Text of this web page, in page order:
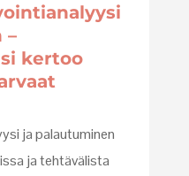
–
kertoo
ja palautuminen
ja tehtävälista